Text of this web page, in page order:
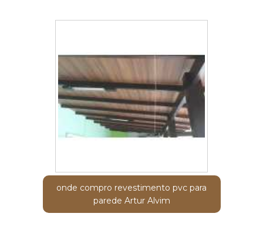
onde compro revestimento pvc para
parede Artur Alvim